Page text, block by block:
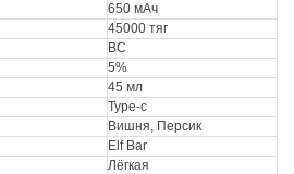
650 мАч
45000 тяг
BC
5%
45 мл
Type-c
Вишня, Персик
Elf Bar
Лёгкая